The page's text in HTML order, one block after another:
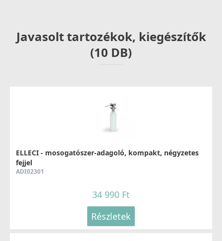
Részletek
89 990 Ft
Javasolt tartozékok, kiegészítők
(10 DB)
ELLECI - mosogatószer-adagoló, kompakt, négyzetes
fejjel
ADI02301
34 990 Ft
Részletek